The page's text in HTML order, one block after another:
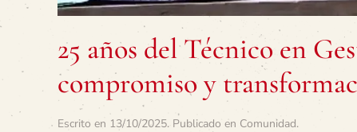
25 años del Técnico en
compromiso y
Escrito en 13/10/2025. Publicado en Comunidad.